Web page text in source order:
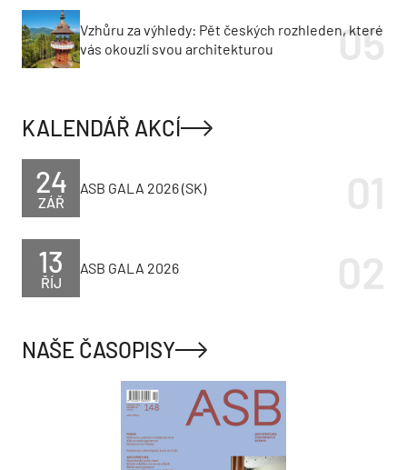
Vzhůru za výhledy: Pět českých rozhleden, které
vás okouzlí svou architekturou
KALENDÁŘ AKCÍ
ZÁŘ
24 ASB GALA 2026 (SK)
ŘÍJ
13 ASB GALA 2026
NAŠE ČASOPISY